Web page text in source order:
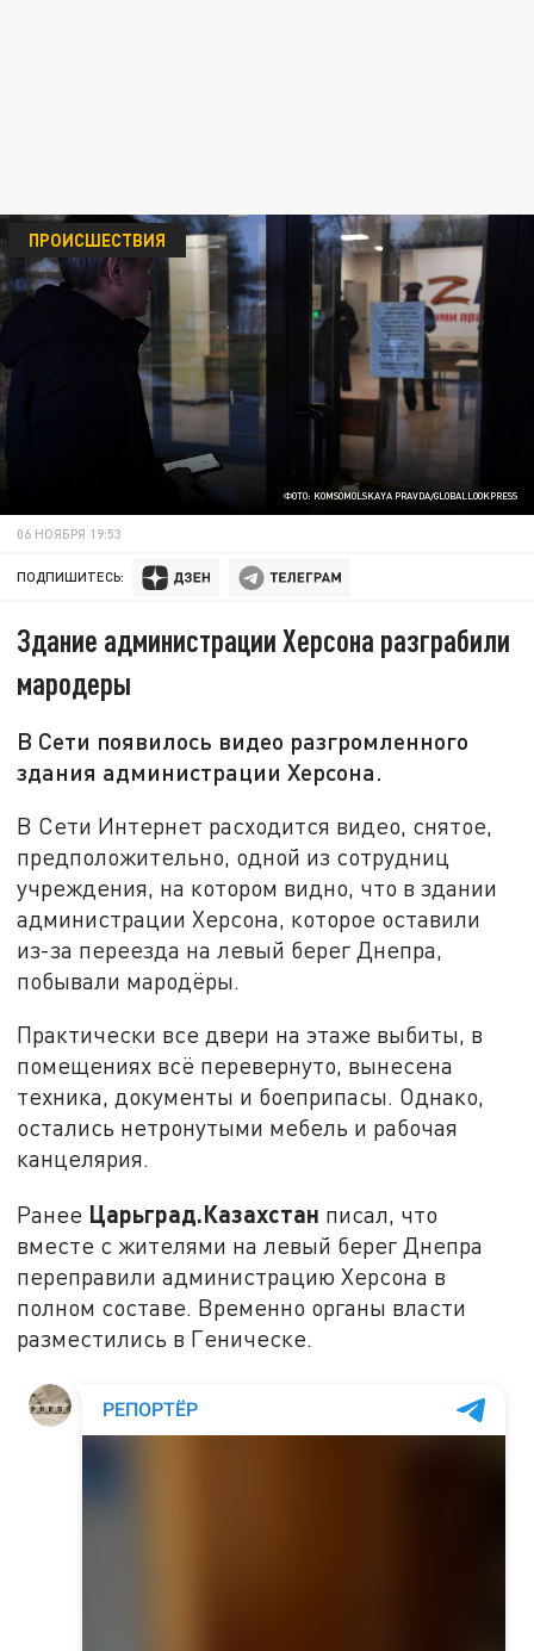
ФОТО: KOMSOMOLSKAYA PRAVDA/GLOBALLOOKPRESS
ПРОИСШЕСТВИЯ
06 НОЯБРЯ 19:53
ПОДПИШИТЕСЬ:
Здание администрации Херсона разграбили
мародеры
В Сети появилось видео разгромленного
здания администрации Херсона.
В Сети Интернет расходится видео, снятое,
предположительно, одной из сотрудниц
учреждения, на котором видно, что в здании
администрации Херсона, которое оставили
из-за переезда на левый берег Днепра,
побывали мародёры.
Практически все двери на этаже выбиты, в
помещениях всё перевернуто, вынесена
техника, документы и боеприпасы. Однако,
остались нетронутыми мебель и рабочая
канцелярия.
Ранее Царьград.Казахстан писал, что
вместе с жителями на левый берег Днепра
переправили администрацию Херсона в
полном составе. Временно органы власти
разместились в Геническе.